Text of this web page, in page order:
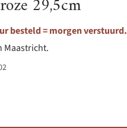
29,5cm
besteld = morgen verstuurd.
Maastricht.